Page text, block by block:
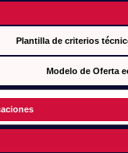
Plantilla de criterios
Modelo de Oferta